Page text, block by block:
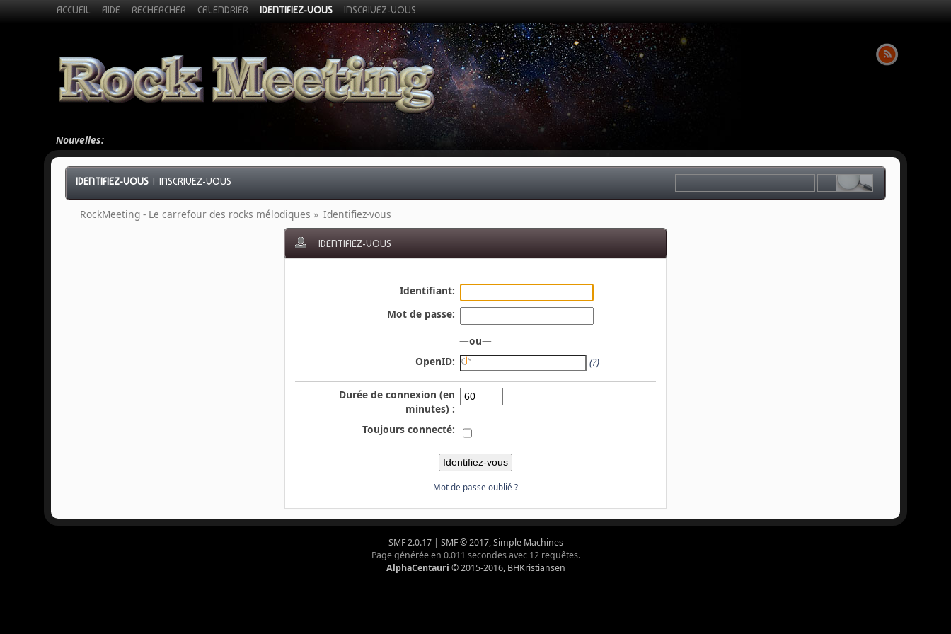
ACCUEIL AIDE RECHERCHER CALENDRIER IDENTIFIEZ-VOUS INSCRIVEZ-VOUS
Nouvelles:
IDENTIFIEZ-VOUS |INSCRIVEZ-VOUS
RockMeeting - Le carrefour des rocks mélodiques » Identifiez-vous
IDENTIFIEZ-VOUS
Identifiant:
Mot de passe:
—ou—
OpenID:
(?)
Durée de connexion (en
minutes) :
Toujours connecté:
Mot de passe oublié ?
SMF 2.0.17| SMF © 2017,Simple Machines
Page générée en 0.011 secondes avec 12 requêtes.
AlphaCentauri © 2015-2016, BHKristiansen